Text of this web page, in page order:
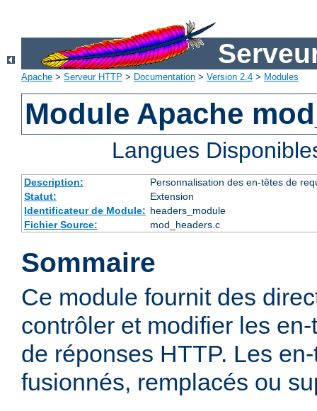
Apache > Serveur HTTP > Documentation > Version 2.4 > Modules
Module Apache
Langues
Description:
Personnalisation des en-têtes de
Statut:
Extension
Identificateur de Module: headers_module
Fichier Source:
mod_headers.c
Sommaire
Ce module fournit des
contrôler et modifier les
de réponses HTTP. Les
fusionnés, remplacés ou